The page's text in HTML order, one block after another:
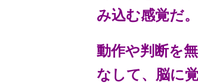
み込む感覚だ。
動作や判断を
なして、脳に